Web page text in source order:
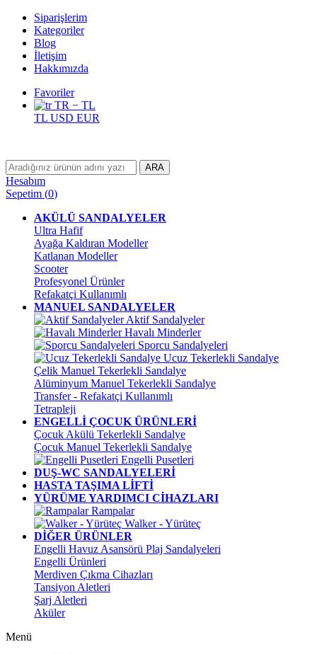
Siparişlerim
Kategoriler
Blog
İletişim
Hakkımızda
Favoriler
TR − TL
TL USD EUR
ARA
Hesabım
Sepetim (0)
AKÜLÜ SANDALYELER
Ultra Hafif
Ayağa Kaldıran Modeller
Katlanan Modeller
Scooter
Profesyonel Ürünler
Refakatçi Kullanımlı
MANUEL SANDALYELER
Aktif Sandalyeler
Havalı Minderler
Sporcu Sandalyeleri
Ucuz Tekerlekli Sandalye
Çelik Manuel Tekerlekli Sandalye
Alüminyum Manuel Tekerlekli Sandalye
Transfer - Refakatçi Kullanımlı
Tetrapleji
ENGELLİ ÇOCUK ÜRÜNLERİ
Çocuk Akülü Tekerlekli Sandalye
Çocuk Manuel Tekerlekli Sandalye
Engelli Pusetleri
DUŞ-WC SANDALYELERİ
HASTA TAŞIMA LİFTİ
YÜRÜME YARDIMCI CİHAZLARI
Rampalar
Walker - Yürüteç
DİĞER ÜRÜNLER
Engelli Havuz Asansörü Plaj Sandalyeleri
Engelli Ürünleri
Merdiven Çıkma Cihazları
Tansiyon Aletleri
Şarj Aletleri
Aküler
Menü